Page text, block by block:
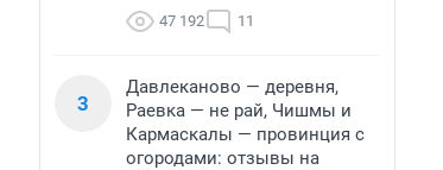
47 192 11
3
Давлеканово — деревня,
Раевка — не рай, Чишмы и
Кармаскалы — провинция с
огородами: отзывы на